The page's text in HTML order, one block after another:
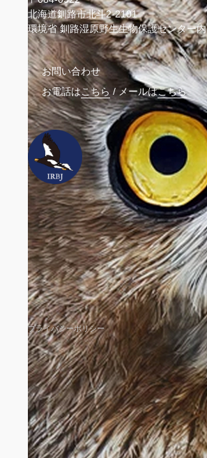
北海道釧路市北斗2-2101
環境省 釧路湿原野生生物保護センター内
お問い合わせ
お電話はこちら / メールはこちら
プライバシーポリシー